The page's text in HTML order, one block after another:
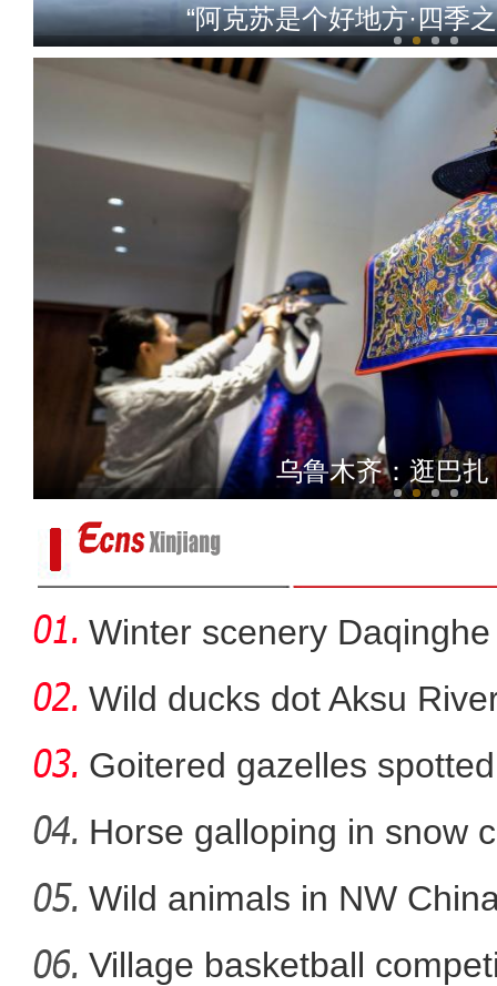
成群候鸟在新疆乌什托
新疆阿克苏农牧民运动
新疆阿克苏市融媒体中心
野生天鹅连续十九年在新
Winter scenery
Wild ducks dot Aksu
Goitered gazelles
Horse galloping in snow
a
Wild animals in NW
Village basketball